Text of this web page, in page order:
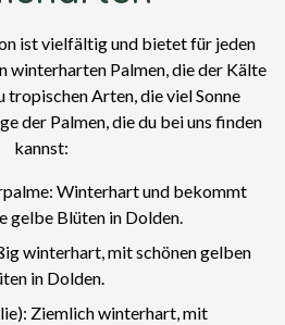
ist vielfältig und bietet für jeden
winterharten Palmen, die der Kälte
tropischen Arten, die viel Sonne
der Palmen, die du bei uns finden
kannst:
Winterhart und bekommt
gelbe Blüten in Dolden.
winterhart, mit schönen gelben
in Dolden.
Ziemlich winterhart, mit